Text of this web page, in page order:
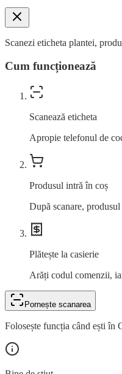
Scanezi eticheta plantei,
Cum funcționează
Scanează eticheta
Apropie telefonul de
Produsul intră în coș
După scanare,
Plătește la casierie
Arăți codul comenzii,
Pornește scanarea
Folosește funcția când ești în